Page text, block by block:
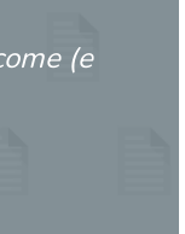
(e